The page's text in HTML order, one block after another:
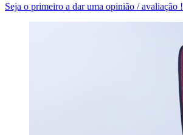
Seja o primeiro a dar uma opinião / avaliação !